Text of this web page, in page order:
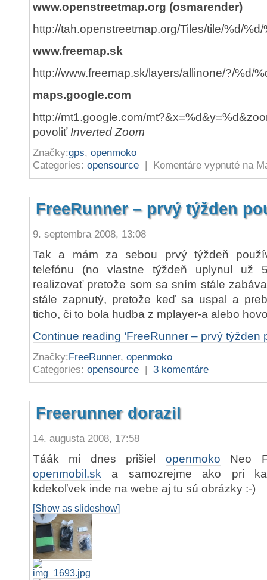
www.openstreetmap.org (osmarender)
http://tah.openstreetmap.org/Tiles/tile/%d/
www.freemap.sk
http://www.freemap.sk/layers/allinone/?/%d/
maps.google.com
http://mt1.google.com/
povoliť Inverted Zoom
Značky:gps, openmoko
Categories: opensource | Komentáre vypnuté na
FreeRunner – prvý týžden
9. septembra 2008, 13:08
Tak a mám za sebou prvý týždeň
telefónu (no vlastne týždeň uplynul už
realizovať pretože som sa sním stále
stále zapnutý, pretože keď sa uspal a
ticho, či to bola hudba z mplayer-a alebo
Continue reading ‘FreeRunner – prvý týžden
Značky:FreeRunner, openmoko
Categories: opensource | 3 komentáre
Freerunner dorazil
14. augusta 2008, 17:58
Táák mi dnes prišiel openmoko Neo
openmobil.sk a samozrejme ako pri
kdekoľvek inde na webe aj tu sú obrázky :-)
[Show as slideshow]